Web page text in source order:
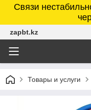
Связи
zapbt.kz
Товары и услуги